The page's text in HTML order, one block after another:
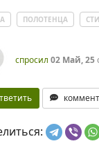
ПОЛОТЕНЦА
спросил 02 Май, 25